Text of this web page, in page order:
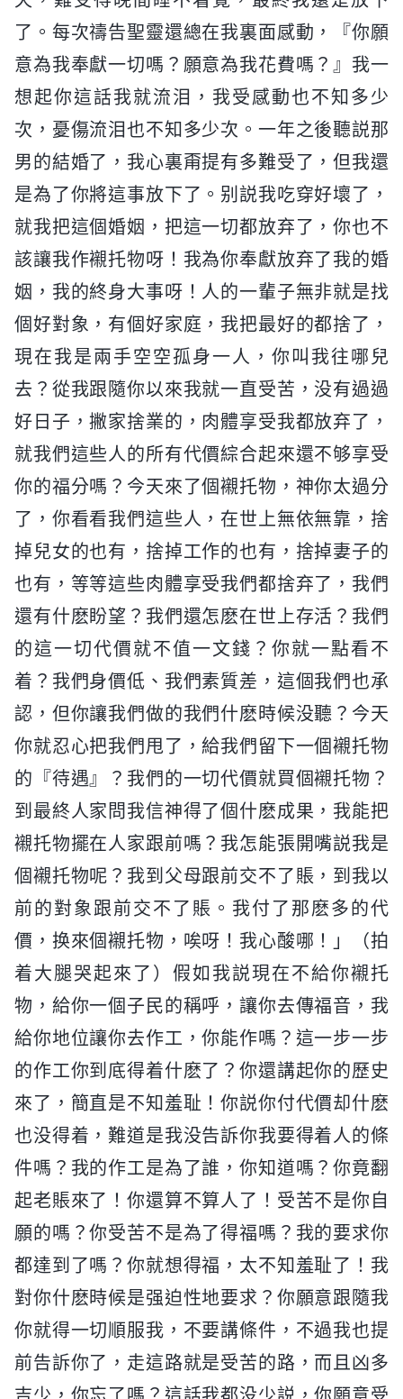
了。每次禱告聖靈還總在我裏面感動，『你願
意為我奉獻一切嗎？願意為我花費嗎？』我一
想起你這話我就流泪，我受感動也不知多少
次，憂傷流泪也不知多少次。一年之後聽説那
男的結婚了，我心裏甭提有多難受了，但我還
是為了你將這事放下了。别説我吃穿好壞了，
就我把這個婚姻，把這一切都放弃了，你也不
該讓我作襯托物呀！我為你奉獻放弃了我的婚
姻，我的終身大事呀！人的一輩子無非就是找
個好對象，有個好家庭，我把最好的都捨了，
現在我是兩手空空孤身一人，你叫我往哪兒
去？從我跟隨你以來我就一直受苦，没有過過
好日子，撇家捨業的，肉體享受我都放弃了，
就我們這些人的所有代價綜合起來還不够享受
你的福分嗎？今天來了個襯托物，神你太過分
了，你看看我們這些人，在世上無依無靠，捨
掉兒女的也有，捨掉工作的也有，捨掉妻子的
也有，等等這些肉體享受我們都捨弃了，我們
還有什麽盼望？我們還怎麽在世上存活？我們
的這一切代價就不值一文錢？你就一點看不
着？我們身價低、我們素質差，這個我們也承
認，但你讓我們做的我們什麽時候没聽？今天
你就忍心把我們甩了，給我們留下一個襯托物
的『待遇』？我們的一切代價就買個襯托物？
到最終人家問我信神得了個什麽成果，我能把
襯托物擺在人家跟前嗎？我怎能張開嘴説我是
個襯托物呢？我到父母跟前交不了賬，到我以
前的對象跟前交不了賬。我付了那麽多的代
價，换來個襯托物，唉呀！我心酸哪！」（拍
着大腿哭起來了）假如我説現在不給你襯托
物，給你一個子民的稱呼，讓你去傳福音，我
給你地位讓你去作工，你能作嗎？這一步一步
的作工你到底得着什麽了？你還講起你的歷史
來了，簡直是不知羞耻！你説你付代價却什麽
也没得着，難道是我没告訴你我要得着人的條
件嗎？我的作工是為了誰，你知道嗎？你竟翻
起老賬來了！你還算不算人了！受苦不是你自
願的嗎？你受苦不是為了得福嗎？我的要求你
都達到了嗎？你就想得福，太不知羞耻了！我
對你什麽時候是强迫性地要求？你願意跟隨我
你就得一切順服我，不要講條件，不過我也提
前告訴你了，走這路就是受苦的路，而且凶多